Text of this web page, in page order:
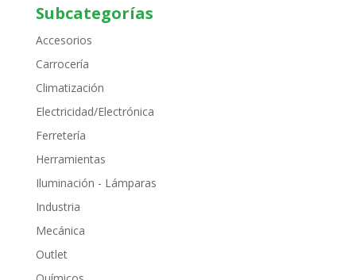
Subcategorías
Accesorios
Carrocería
Climatización
Electricidad/Electrónica
Ferretería
Herramientas
Iluminación - Lámparas
Industria
Mecánica
Outlet